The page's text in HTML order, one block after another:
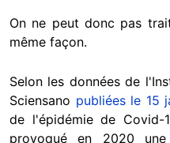
On ne peut donc pas
même façon.
Selon les données de
Sciensano publiées le 15
de l'épidémie de
provoqué en 2020